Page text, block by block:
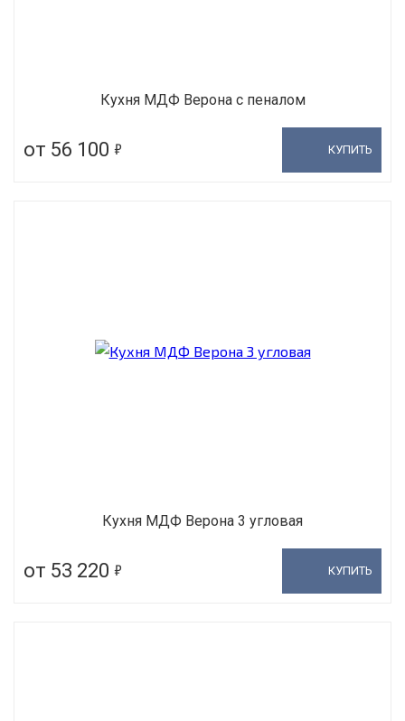
Кухня МДФ Верона с пеналом
от 56 100 5 КУПИТЬ
Кухня МДФ Верона 3 угловая
от 53 220 5 КУПИТЬ